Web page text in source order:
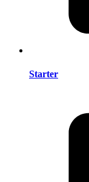
Starter